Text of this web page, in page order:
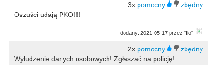
3x
Oszuści udają PKO!!!!
dodany: 2021-05-17 przez "Ilo"
2x
Wyłudzenie danych osobowych! Zgłaszać na policję!